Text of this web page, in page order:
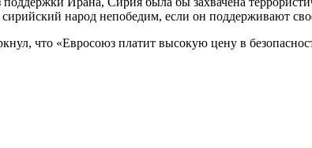
народ непобедим, если он поддерживают
что «Евросоюз платит высокую цену в